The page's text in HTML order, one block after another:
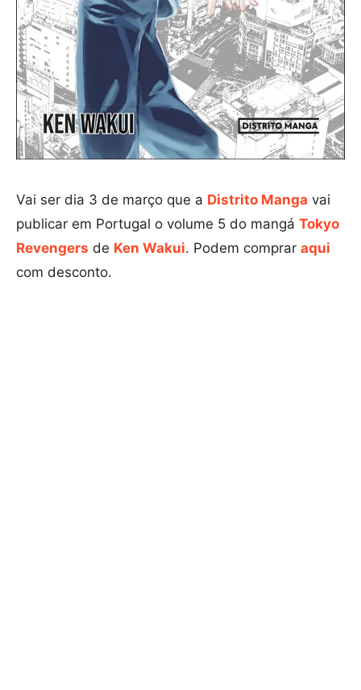
Vai ser dia 3 de março que a Distrito Manga vai
publicar em Portugal o volume 5 do mangá Tokyo
Revengers de Ken Wakui. Podem comprar aqui
com desconto.